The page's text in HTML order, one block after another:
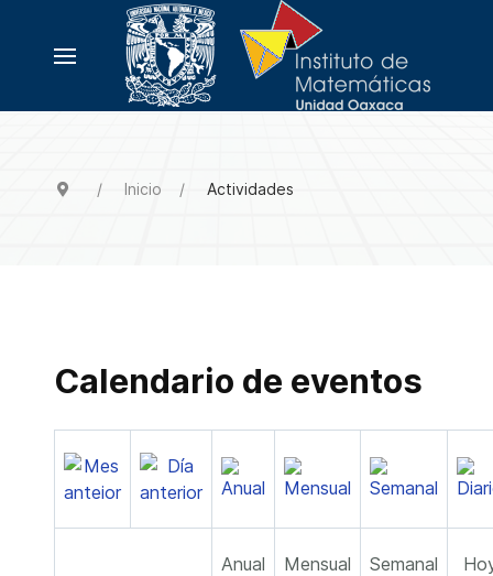
Inicio Actividades
Calendario de eventos
Anual Mensual Semanal